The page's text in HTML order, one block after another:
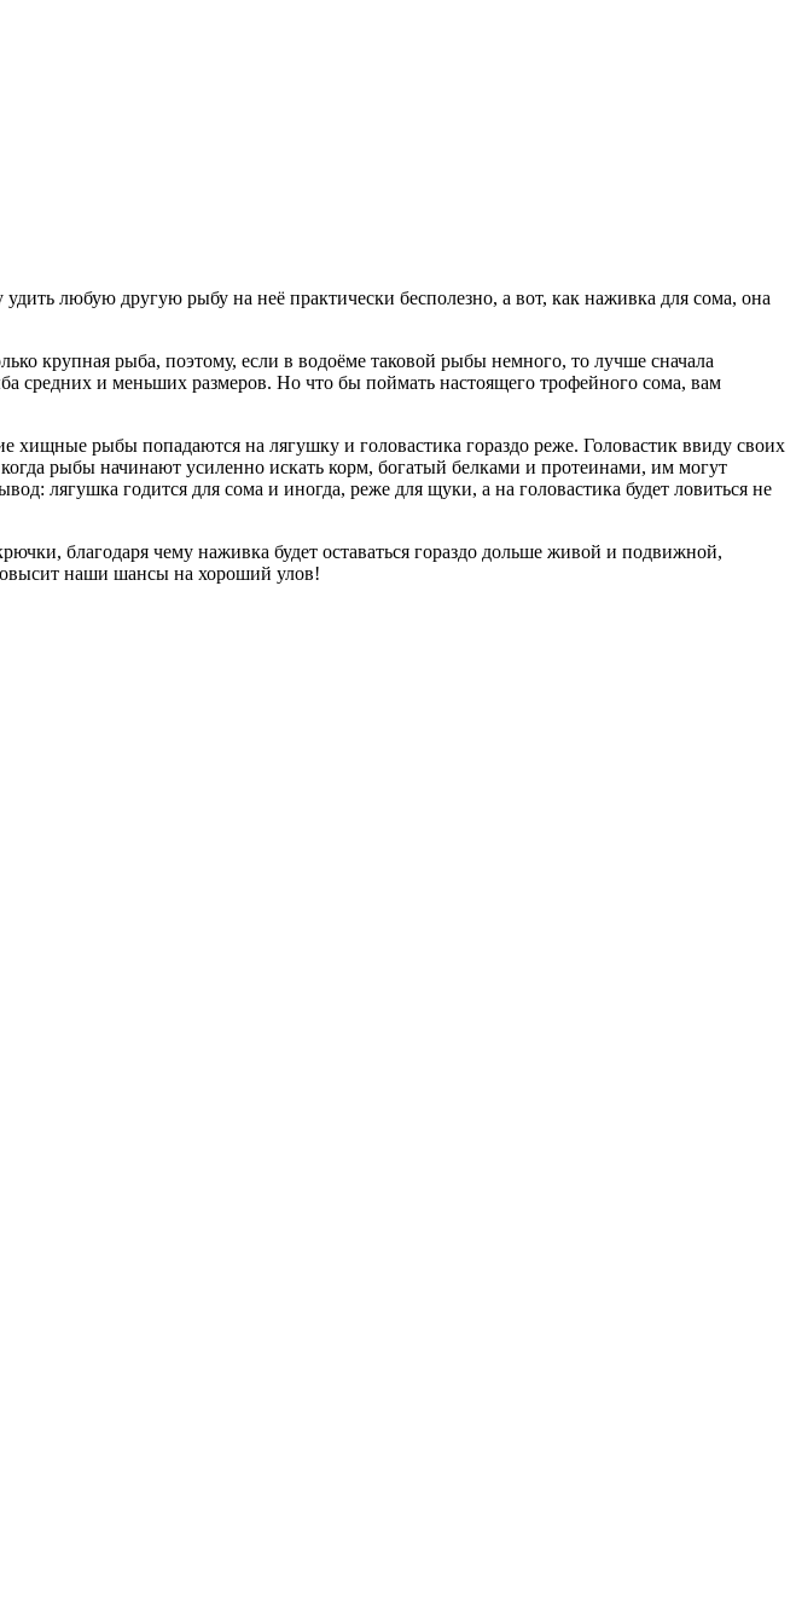
любую другую рыбу на неё практически бесполезно, а вот, как наживка для сома, она
крупная рыба, поэтому, если в водоёме таковой рыбы немного, то лучше сначала
средних и меньших размеров. Но что бы поймать настоящего трофейного сома, вам
хищные рыбы попадаются на лягушку и головастика гораздо реже. Головастик ввиду своих
рыбы начинают усиленно искать корм, богатый белками и протеинами, им могут
лягушка годится для сома и иногда, реже для щуки, а на головастика будет ловиться не
благодаря чему наживка будет оставаться гораздо дольше живой и подвижной,
наши шансы на хороший улов!